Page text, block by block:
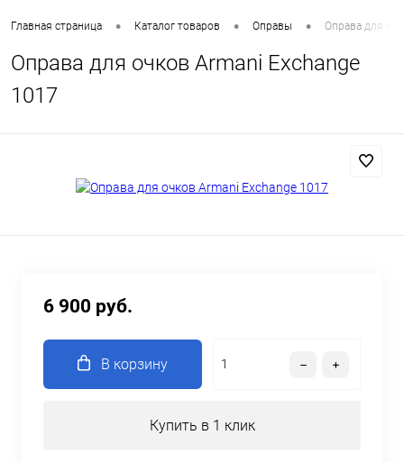
Главная страница • Каталог товаров • Оправы • Оправа для
Оправа для очков Armani Exchange
1017
6 900 руб.
В корзину
Купить в 1 клик